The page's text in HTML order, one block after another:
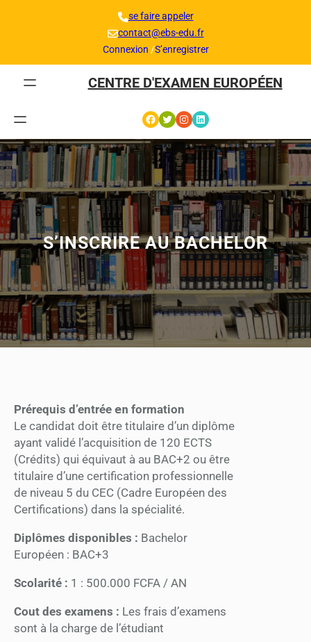
se faire appeler
contact@ebs-edu.fr
Connexion /S’enregistrer
CENTRE D'EXAMEN EUROPÉEN
Facebook Twitter Instagram LinkedIn
S’INSCRIRE AU BACHELOR
Prérequis d’entrée en formation
Le candidat doit être titulaire d’un diplôme
ayant validé l’acquisition de 120 ECTS
(Crédits) qui équivaut à au BAC+2 ou être
titulaire d’une certification professionnelle
de niveau 5 du CEC (Cadre Européen des
Certifications) dans la spécialité.
Diplômes disponibles : Bachelor
Européen : BAC+3
Scolarité : 1 : 500.000 FCFA / AN
Cout des examens : Les frais d’examens
sont à la charge de l’étudiant